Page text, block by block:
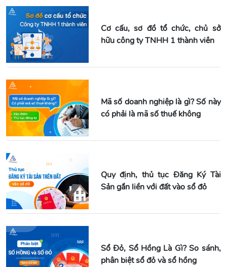
Cơ cấu, sơ đồ tổ chức, chủ sở
hữu công ty TNHH 1 thành viên
Mã số doanh nghiệp là gì? Số này
có phải là mã số thuế không
Quy định, thủ tục Đăng Ký Tài
Sản gắn liền với đất vào sổ đỏ
Sổ Đỏ, Sổ Hồng Là Gì? So sánh,
phân biệt sổ đỏ và sổ hồng